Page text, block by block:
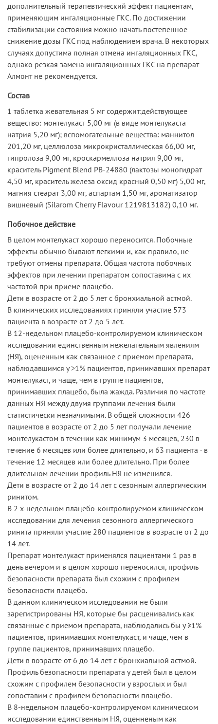
дополнительный терапевтический эффект пациентам,
применяющим ингаляционные ГКС. По достижении
стабилизации состояния можно начать постепенное
снижение дозы ГКС под наблюдением врача. В некоторых
случаях допустима полная отмена ингаляционных ГКС,
однако резкая замена ингаляционных ГКС на препарат
Алмонт не рекомендуется.
Состав
1 таблетка жевательная 5 мг содержит:действующее
вещество: монтелукаст 5,00 мг (в виде монтелукаста
натрия 5,20 мг); вспомогательные вещества: маннитол
201,20 мг, целлюлоза микрокристаллическая 66,00 мг,
гипролоза 9,00 мг, кроскармеллоза натрия 9,00 мг,
краситель Pigment Blend PB-24880 (лактозы моногидрат
4,50 мг, краситель железа оксид красный 0,50 мг) 5,00 мг,
магния стеарат 3,00 мг, аспартам 1,50 мг, ароматизатор
вишневый (Silarom Cherry Flavour 1219813182) 0,10 мг.
Побочное действие
В целом монтелукаст хорошо переносится. Побочные
эффекты обычно бывают легкими и, как правило, не
требуют отмены препарата. Общая частота побочных
эффектов при лечении препаратом сопоставима с их
частотой при приеме плацебо.
Дети в возрасте от 2 до 5 лет с бронхиальной астмой.
В клинических исследованиях приняли участие 573
пациента в возрасте от 2 до 5 лет.
В 12-недельном плацебо-контролируемом клиническом
исследовании единственным нежелательным явлениям
(НЯ), оцененным как связанное с приемом препарата,
наблюдавшимся у >1% пациентов, принимавших препарат
монтелукаст, и чаще, чем в группе пациентов,
принимавших плацебо, была жажда. Различия по частоте
данных НЯ между двумя группами лечения были
статистически незначимыми. В общей сложности 426
пациентов в возрасте от 2 до 5 лет получали лечение
монтелукастом в течении как минимум 3 месяцев, 230 в
течение 6 месяцев или более длительно, и 63 пациента · в
течение 12 месяцев или более длительно. При более
длительном лечении профиль НЯ не изменился.
Дети в возрасте от 2 до 14 лет с сезонным аллергическим
ринитом.
В 2 х-недельном плацебо-контролируемом клиническом
исследовании для лечения сезонного аллергического
ринита приняли участие 280 пациентов в возрасте от 2 до
14 лет.
Препарат монтелукаст применялся пациентами 1 раз в
день вечером и в целом хорошо переносился, профиль
безопасности препарата был схожим с профилем
безопасности плацебо.
В данном клиническом исследовании не были
зарегистрированы НЯ, которые бы расценивались как
связанные с приемом препарата, наблюдались бы у ≥1%
пациентов, принимавших монтелукаст, и чаще, чем в
группе пациентов, принимавших плацебо.
Дети в возрасте от 6 до 14 лет с бронхиальной астмой.
Профиль безопасности препарата у детей был в целом
схожим с профилем безопасности у взрослых и был
сопоставим с профилем безопасности плацебо.
В 8-недельном плацебо-контролируемом клиническом
исследовании единственным НЯ, оценненым как